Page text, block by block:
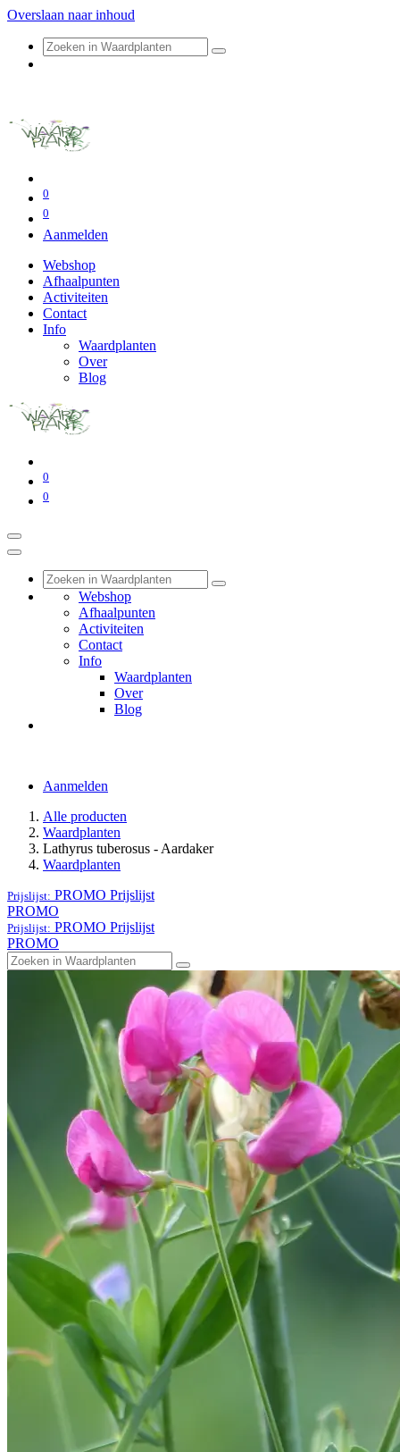
Overslaan naar inhoud
0
0
Aanmelden
Webshop
Afhaalpunten
Activiteiten
Contact
Info
Waardplanten
Over
Blog
0
0
Webshop
Afhaalpunten
Activiteiten
Contact
Info
Waardplanten
Over
Blog
Aanmelden
Alle producten
Waardplanten
Lathyrus tuberosus - Aardaker
Waardplanten
Prijslijst: PROMO Prijslijst
PROMO
Prijslijst: PROMO Prijslijst
PROMO